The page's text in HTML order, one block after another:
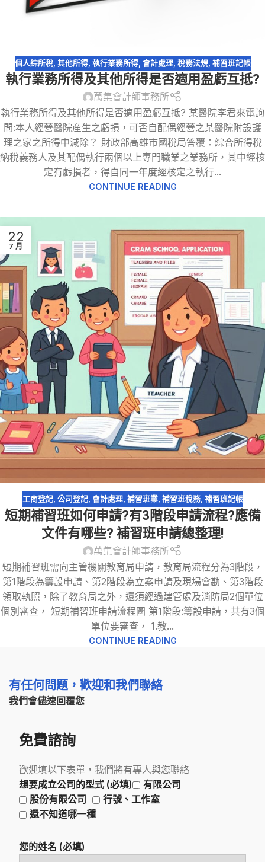
個人綜所稅, 其他所得, 執行業務所得, 會計處理, 稅務法規, 補習班記帳
執行業務所得及其他所得是否適用盈虧互抵?
萬集會計師事務所
執行業務所得及其他所得是否適用盈虧互抵? 某醫院李君來電詢
問:本人經營醫院産生之虧損，可否自配偶經營之某醫院附設護
理之家之所得中減除？ 財政部高雄市國稅局答覆：綜合所得稅
納稅義務人及其配偶執行兩個以上專門職業之業務所，其中經核
定有虧損者，得自同一年度經核定之執行...
CONTINUE READING
22
7 月
工商登記, 公司登記, 會計處理, 補習班業, 補習班稅務, 補習班記帳
短期補習班如何申請?有3階段申請流程?應備
文件有哪些? 補習班申請總整理!
萬集會計師事務所
短期補習班需向主管機關教育局申請，教育局流程分為3階段，
第1階段為籌設申請、第2階段為立案申請及現場會勘、第3階段
領取執照，除了教育局之外，還須經過建管處及消防局2個單位
個別審查， 短期補習班申請流程圖 第1階段:籌設申請，共有3個
單位要審查， 1.教...
CONTINUE READING
有任何問題，歡迎和我們聯絡
我們會儘速回覆您
免費諮詢
歡迎填以下表單，我們將有專人與您聯絡
想要成立公司的型式 (必填)
有限公司
股份有限公司
行號、工作室
還不知道哪一種
您的姓名 (必填)